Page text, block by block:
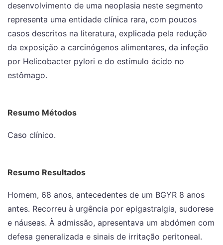
desenvolvimento de uma neoplasia neste segmento
representa uma entidade clínica rara, com poucos
casos descritos na literatura, explicada pela redução
da exposição a carcinógenos alimentares, da infeção
por Helicobacter pylori e do estímulo ácido no
estômago.
Resumo Métodos
Caso clínico.
Resumo Resultados
Homem, 68 anos, antecedentes de um BGYR 8 anos
antes. Recorreu à urgência por epigastralgia, sudorese
e náuseas. À admissão, apresentava um abdómen com
defesa generalizada e sinais de irritação peritoneal.